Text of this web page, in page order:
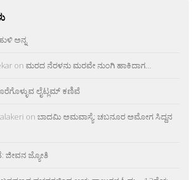
ಅನ್ನ
on ಮರದ ನೆರಳನು ಮರವೇ ನುಂಗಿ ಹಾಕಿದಾಗ…
ಲೈಟ್ಲಮ್ ಕಣಿವೆ
on ಬಾದಮಿ ಅಮವಾಸ್ಯೆ: ಚಬನೂರ ಅಮೋಗ ಸಿದ್ದನ
ಜೀವನ ಜ್ಯೋತಿ